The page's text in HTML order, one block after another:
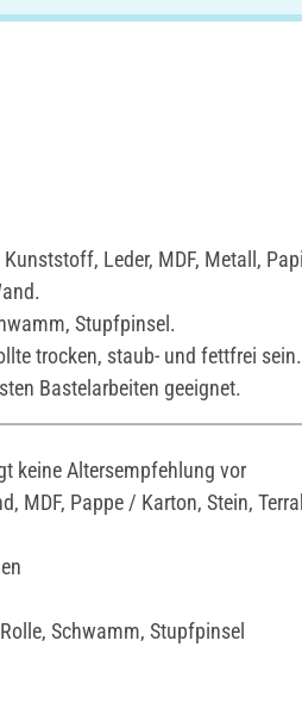
Leder, MDF, Metall,
Stupfpinsel.
trocken, staub- und fettfrei sein.
Bastelarbeiten geeignet.
keine Altersempfehlung vor
MDF, Pappe / Karton, Stein,
Schwamm, Stupfpinsel